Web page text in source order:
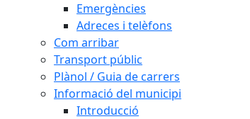
Emergències
Adreces i telèfons
Com arribar
Transport públic
Plànol / Guia de carrers
Informació del municipi
Introducció